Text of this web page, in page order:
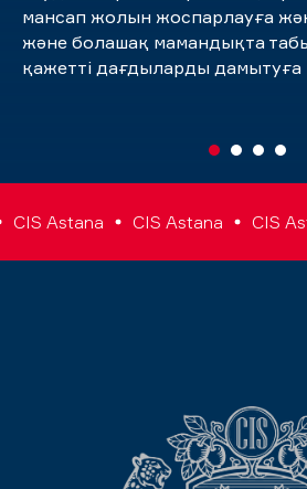
мансап жолын жоспарлауға
және болашақ мамандықта
қажетті дағдыларды дамытуға
Astana CIS Astana CIS